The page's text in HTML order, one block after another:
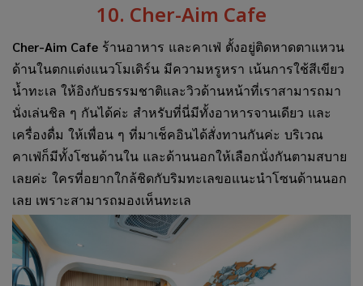
10. Cher-Aim Cafe
Cher-Aim Cafe ร้านอาหาร และคาเฟ่ ตั้งอยู่ติดหาดตาแหวน
ด้านในตกแต่งแนวโมเดิร์น มีความหรูหรา เน้นการใช้สีเขียว
น้ำทะเล ให้อิงกับธรรมชาติและวิวด้านหน้าที่เราสามารถมา
นั่งเล่นชิล ๆ กันได้ค่ะ สำหรับที่นี่มีทั้งอาหารจานเดียว และ
เครื่องดื่ม ให้เพื่อน ๆ ที่มาเช็คอินได้สั่งทานกันค่ะ บริเวณ
คาเฟ่ก็มีทั้งโซนด้านใน และด้านนอกให้เลือกนั่งกันตามสบาย
เลยค่ะ ใครที่อยากใกล้ชิดกับริมทะเลขอแนะนำโซนด้านนอก
เลย เพราะสามารถมองเห็นทะเล